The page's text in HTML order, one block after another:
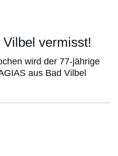
vermisst!
wird der 77-jährige
aus Bad Vilbel